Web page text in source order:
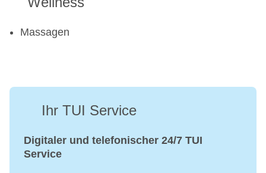
Massagen
Ihr TUI Service
Digitaler und telefonischer 24/7 TUI
Service